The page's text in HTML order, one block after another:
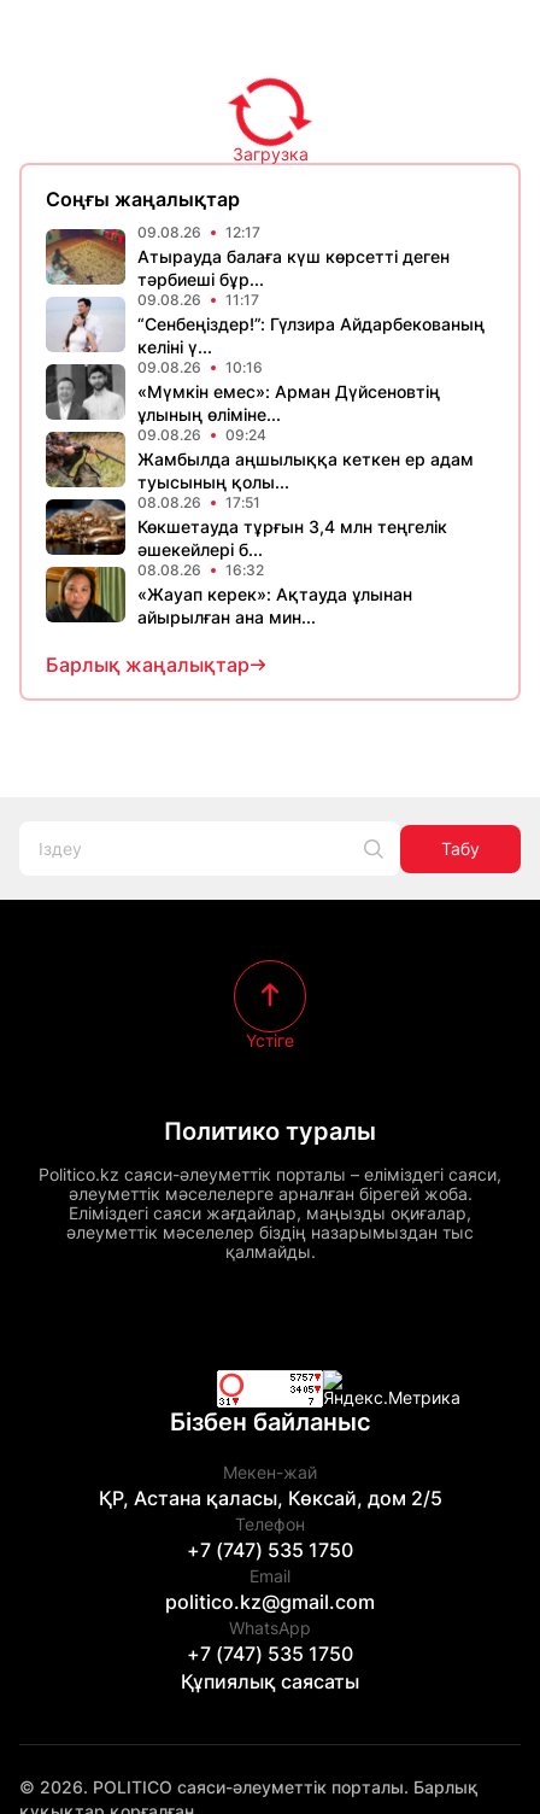
Загрузка
Соңғы жаңалықтар
09.08.26 12:17
Атырауда балаға күш көрсетті деген
тәрбиеші бұр...
09.08.26 11:17
“Сенбеңіздер!”: Гүлзира Айдарбекованың
келіні ү...
09.08.26 10:16
«Мүмкін емес»: Арман Дүйсеновтің
ұлының өліміне...
09.08.26 09:24
Жамбылда аңшылыққа кеткен ер адам
туысының қолы...
08.08.26 17:51
Көкшетауда тұрғын 3,4 млн теңгелік
әшекейлері б...
08.08.26 16:32
«Жауап керек»: Ақтауда ұлынан
айырылған ана мин...
Барлық жаңалықтар
Табу
Политико туралы
Politico.kz саяси-әлеуметтік порталы – еліміздегі саяси,
әлеуметтік мәселелерге арналған бірегей жоба.
Еліміздегі саяси жағдайлар, маңызды оқиғалар,
әлеуметтік мәселелер біздің назарымыздан тыс
қалмайды.
Үстіге
Бізбен байланыс
Мекен-жай
ҚР, Астана қаласы, Көксай, дом 2/5
Телефон
+7 (747) 535 1750
Email
politico.kz@gmail.com
WhatsApp
+7 (747) 535 1750
Құпиялық саясаты
© 2026. POLITICO саяси-әлеуметтік порталы. Барлық